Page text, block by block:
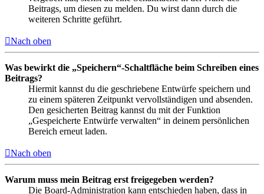
Beitrags, um diesen zu melden. Du wirst dann durch die
weiteren Schritte geführt.
Nach oben
Was bewirkt die „Speichern“-Schaltfläche beim Schreiben eines
Beitrags?
Hiermit kannst du die geschriebene Entwürfe speichern und
zu einem späteren Zeitpunkt vervollständigen und absenden.
Den gesicherten Beitrag kannst du mit der Funktion
„Gespeicherte Entwürfe verwalten“ in deinem persönlichen
Bereich erneut laden.
Nach oben
Warum muss mein Beitrag erst freigegeben werden?
Die Board-Administration kann entschieden haben, dass in